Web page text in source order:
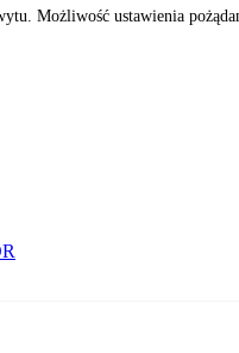
Możliwość ustawienia